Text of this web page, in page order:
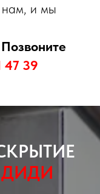
нам, и мы
47 39